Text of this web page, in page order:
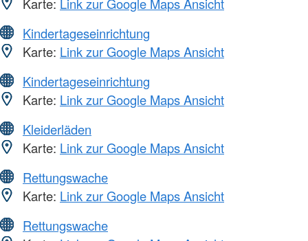
Kindertageseinrichtung
Karte: Link zur Google Maps Ansicht
Kindertageseinrichtung
Karte: Link zur Google Maps Ansicht
Kleiderläden
Karte: Link zur Google Maps Ansicht
Rettungswache
Karte: Link zur Google Maps Ansicht
Rettungswache